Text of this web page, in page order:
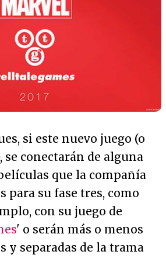
si este nuevo juego (o
se conectarán de alguna
que la compañía
para su fase tres, como
con su juego de
' o serán más o menos
y separadas de la trama